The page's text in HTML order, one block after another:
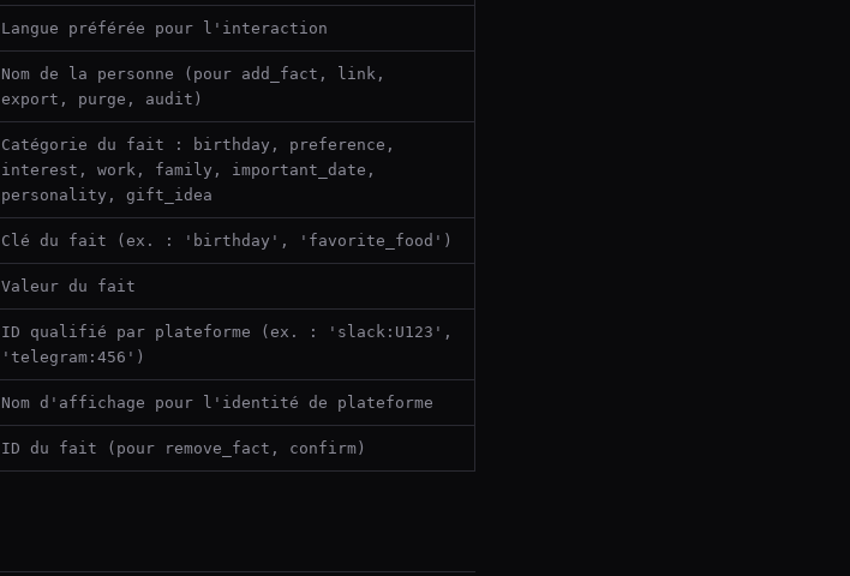
Langue préférée pour l'interaction
Nom de la personne (pour add_fact, link,
export, purge, audit)
Catégorie du fait : birthday, preference,
interest, work, family, important_date,
personality, gift_idea
Clé du fait (ex. : 'birthday', 'favorite_food')
Valeur du fait
ID qualifié par plateforme (ex. : 'slack:U123',
'telegram:456')
Nom d'affichage pour l'identité de plateforme
ID du fait (pour remove_fact, confirm)